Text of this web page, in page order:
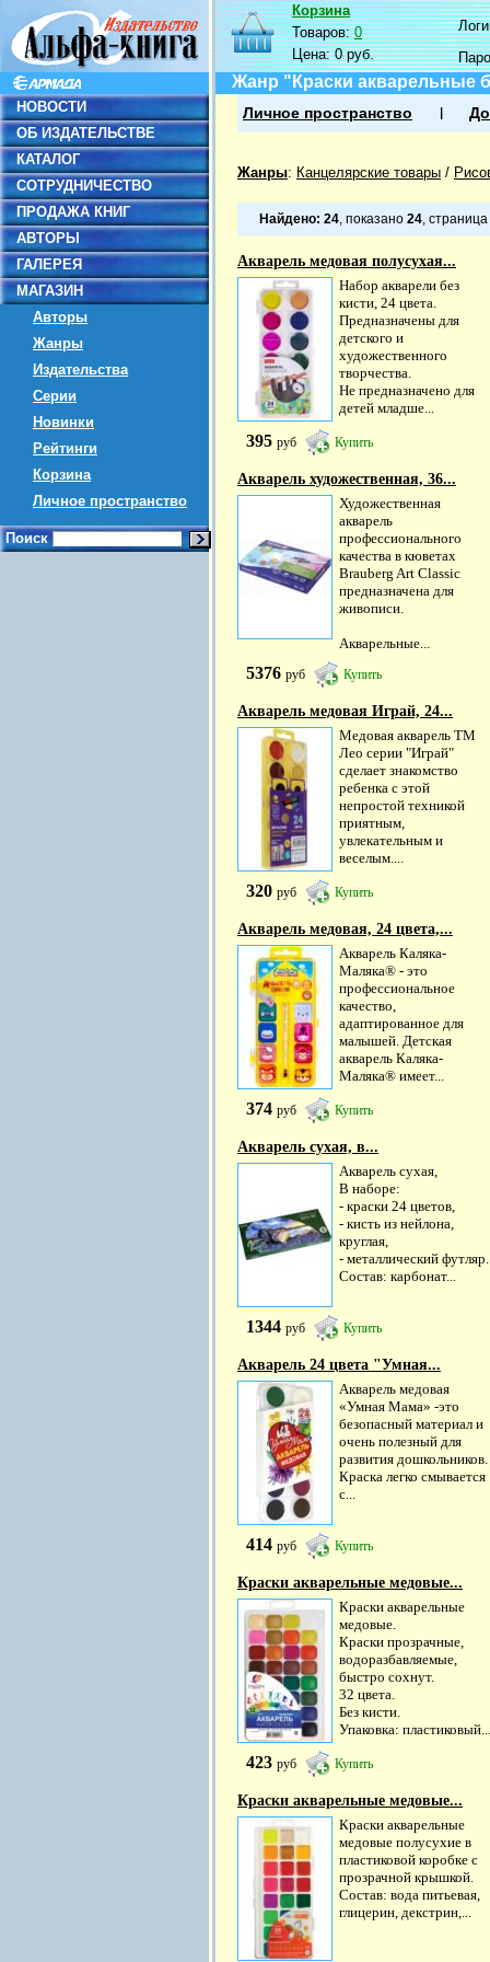
НОВОСТИ
ОБ ИЗДАТЕЛЬСТВЕ
КАТАЛОГ
СОТРУДНИЧЕСТВО
ПРОДАЖА КНИГ
АВТОРЫ
ГАЛЕРЕЯ
МАГАЗИН
Авторы
Жанры
Издательства
Серии
Новинки
Рейтинги
Корзина
Личное пространство
Поиск
Корзина
Товаров:0
Цена:0 руб.
Жанр "Краски акварельные
Личное пространство
Жанры: Канцелярские товары /
Найдено: 24, показано 24, страница
Акварель медовая полусухая...
Набор акварели без
кисти, 24 цвета.
Предназначены для
детского и
художественного
творчества.
Не предназначено для
детей младше...
395 руб Купить
Акварель художественная, 36...
Художественная
акварель
профессионального
качества в кюветах
Brauberg Art Classic
предназначена для
живописи.
Акварельные...
5376 руб Купить
Акварель медовая Играй, 24...
Медовая акварель ТМ
Лео серии "Играй"
сделает знакомство
ребенка с этой
непростой техникой
приятным,
увлекательным и
веселым....
320 руб Купить
Акварель медовая, 24 цвета,...
Акварель Каляка-
Маляка® - это
профессиональное
качество,
адаптированное для
малышей. Детская
акварель Каляка-
Маляка® имеет...
374 руб Купить
Акварель сухая, в...
Акварель сухая,
В наборе:
- краски 24 цветов,
- кисть из нейлона,
круглая,
- металлический футляр.
Состав: карбонат...
1344 руб Купить
Акварель 24 цвета "Умная...
Акварель медовая
«Умная Мама» -это
безопасный материал и
очень полезный для
развития дошкольников.
Краска легко смывается
с...
414 руб Купить
Краски акварельные медовые...
Краски акварельные
медовые.
Краски прозрачные,
водоразбавляемые,
быстро сохнут.
32 цвета.
Без кисти.
Упаковка: пластиковый...
423 руб Купить
Краски акварельные медовые...
Краски акварельные
медовые полусухие в
пластиковой коробке с
прозрачной крышкой.
Состав: вода питьевая,
глицерин, декстрин,...